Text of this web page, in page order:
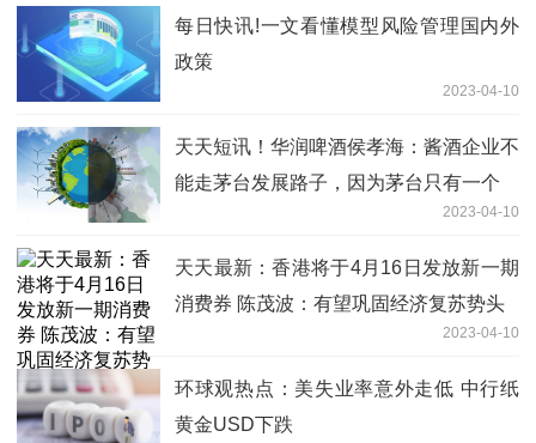
每日快讯!一文看懂模型风险管理国内外
政策
2023-04-10
天天短讯！华润啤酒侯孝海：酱酒企业不
能走茅台发展路子，因为茅台只有一个
2023-04-10
天天最新：香港将于4月16日发放新一期
消费券 陈茂波：有望巩固经济复苏势头
2023-04-10
环球观热点：美失业率意外走低 中行纸
黄金USD下跌